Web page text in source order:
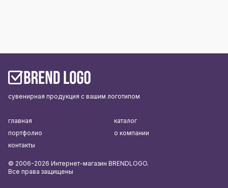
сувенирная продукция с вашим логотипом
главная
каталог
портфолио
о компании
контакты
© 2006-2026 Интернет-магазин BRENDLOGO.
Все права защищены